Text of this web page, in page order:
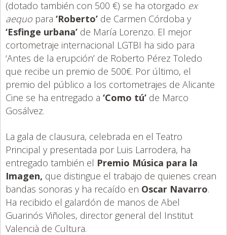
(dotado también con 500 €) se ha otorgado ex
aequo para ‘Roberto’ de Carmen Córdoba y
‘Esfinge urbana’ de María Lorenzo. El mejor
cortometraje internacional LGTBI ha sido para
‘Antes de la erupción’ de Roberto Pérez Toledo
que recibe un premio de 500€. Por último, el
premio del público a los cortometrajes de Alicante
Cine se ha entregado a ‘Como tú’ de Marco
Gosálvez.
La gala de clausura, celebrada en el Teatro
Principal y presentada por Luis Larrodera, ha
entregado también el Premio Música para la
Imagen, que distingue el trabajo de quienes crean
bandas sonoras y ha recaído en Oscar Navarro.
Ha recibido el galardón de manos de Abel
Guarinós Viñoles, director general del Institut
Valencià de Cultura.